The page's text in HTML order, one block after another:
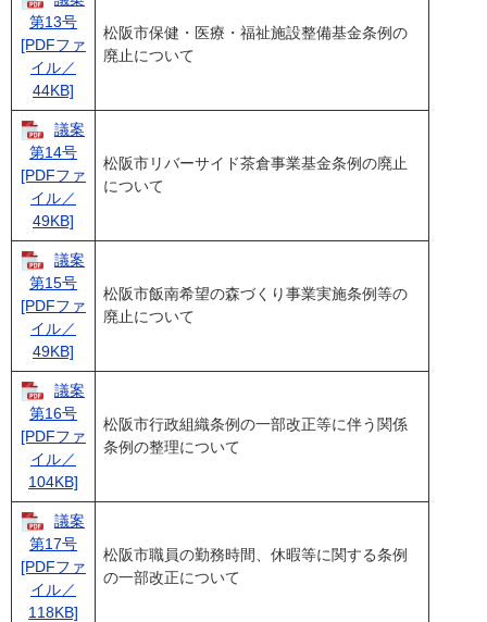
第13号
[PDFファ
イル／
44KB]
松阪市保健・医療・福祉施設整備基金条例の
廃止について
議案
第14号
[PDFファ
イル／
49KB]
松阪市リバーサイド茶倉事業基金条例の廃止
について
議案
第15号
[PDFファ
イル／
49KB]
松阪市飯南希望の森づくり事業実施条例等の
廃止について
議案
第16号
[PDFファ
イル／
104KB]
松阪市行政組織条例の一部改正等に伴う関係
条例の整理について
議案
第17号
[PDFファ
イル／
118KB]
松阪市職員の勤務時間、休暇等に関する条例
の一部改正について